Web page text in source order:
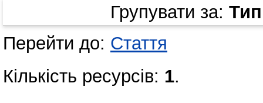
Групувати за:
Перейти до: Стаття
Кількість ресурсів: 1.